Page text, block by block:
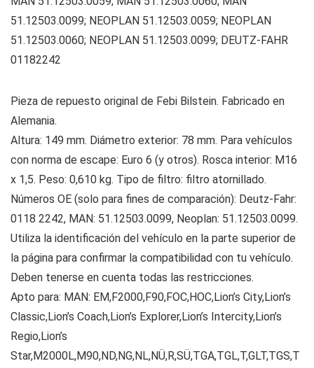
51.12503.0099; NEOPLAN 51.12503.0059; NEOPLAN
51.12503.0060; NEOPLAN 51.12503.0099; DEUTZ-FAHR
01182242
Pieza de repuesto original de Febi Bilstein. Fabricado en
Alemania.
Altura: 149 mm. Diámetro exterior: 78 mm. Para vehículos
con norma de escape: Euro 6 (y otros). Rosca interior: M16
x 1,5. Peso: 0,610 kg. Tipo de filtro: filtro atornillado.
Números OE (solo para fines de comparación): Deutz-Fahr:
0118 2242, MAN: 51.12503.0099, Neoplan: 51.12503.0099.
Utiliza la identificación del vehículo en la parte superior de
la página para confirmar la compatibilidad con tu vehículo.
Deben tenerse en cuenta todas las restricciones.
Apto para: MAN: EM,F2000,F90,FOC,HOC,Lion’s City,Lion’s
Classic,Lion’s Coach,Lion’s Explorer,Lion’s Intercity,Lion’s
Regio,Lion’s
Star,M2000L,M90,ND,NG,NL,NÜ,R,SÜ,TGA,TGL,T,GLT,TGS,T